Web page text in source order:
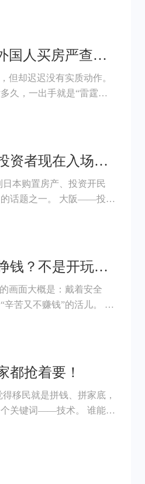
约179.59亿）
女首相上台就“下狠手”？外国人买房严查国籍！
但却迟迟没有实质动作。
久，一出手就是“雷霆手
大阪民宿时代即将终结？投资者现在入场还来得及吗？
。 大阪——投资
城市。再加上2025大阪世
从2026年5月30日起，暂
拧螺丝比在国内写代码更挣钱？不是开玩笑！
画面大概是：戴着安全
苦又不赚钱”的活儿。 但
没错，小帮没
计将有76.8万个专业岗位
平均缺口大幅增加！全国
都抢着要！
词——技术。 谁能补